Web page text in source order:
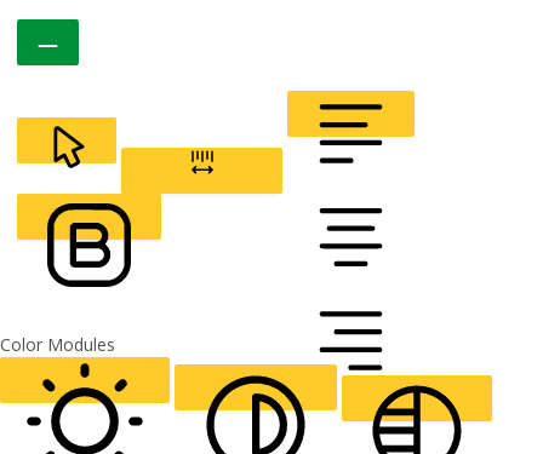
CURSOR
ALIGN TEXT
FONT WEIGHT
Color Modules